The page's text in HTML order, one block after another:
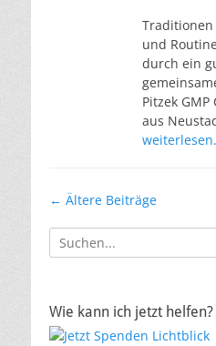
und
durch ein
Pitzek
aus
Beitragsnavigation
← Ältere Beiträge
Suche
nach:
Wie kann ich jetzt helfen?